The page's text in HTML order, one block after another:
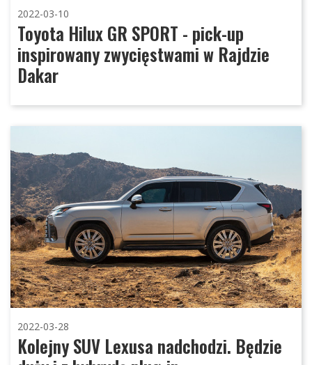
2022-03-10
Toyota Hilux GR SPORT - pick-up
inspirowany zwycięstwami w Rajdzie
Dakar
2022-03-28
Kolejny SUV Lexusa nadchodzi. Będzie